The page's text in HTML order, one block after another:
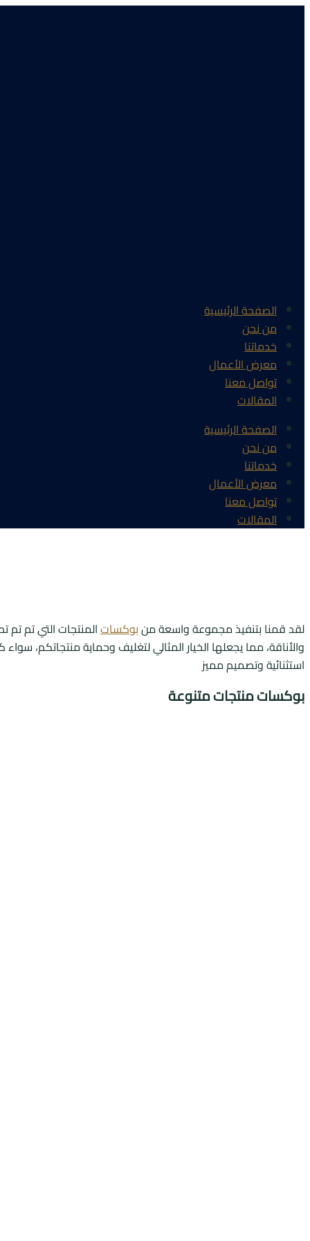
الصفحة الرئيسية
من نحن
خدماتنا
معرض الأعمال
تواصل معنا
المقالات
الصفحة الرئيسية
من نحن
خدماتنا
معرض الأعمال
تواصل معنا
المقالات
لقد قمنا بتنفيذ مجموعة واسعة منبوكساتالمنتجات التي تم تم
والأناقة، مما يجعلها الخيار المثالي لتغليف وحماية
استثنائية وتصميم مميز
بوكسات منتجات متنوعة